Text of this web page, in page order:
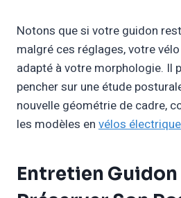
Notons que si votre guidon
malgré ces réglages, votre
adapté à votre morphologie. Il
pencher sur une étude
nouvelle géométrie de cadre,
les modèles en vélos
Entretien Guidon